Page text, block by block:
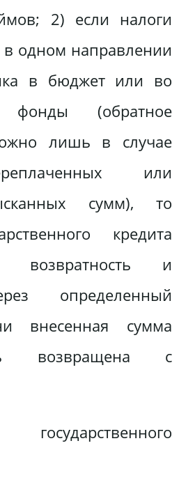
2) если налоги
в одном направлении
в бюджет или во
фонды (обратное
лишь в случае
или
сумм), то
кредита
возвратность и
определенный
внесенная сумма
возвращена с